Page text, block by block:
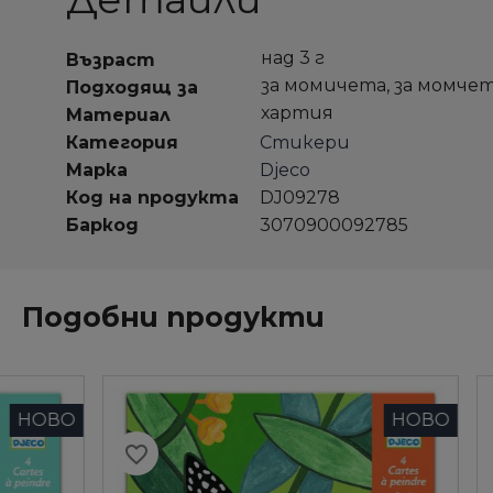
Възраст
над 3 г
Подходящ за
за момичета, за
Материал
хартия
Категория
Стикери
Марка
Djeco
Код на продукта
DJ09278
Баркод
3070900092785
Подобни продукти
НОВО
favorite_border favorite_border